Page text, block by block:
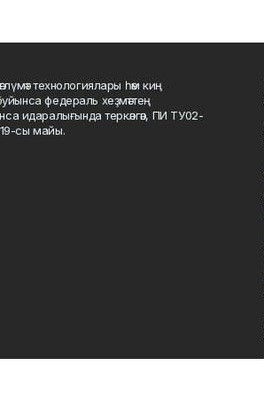
технологиялары һәм киң
федераль хеҙмәттең
идаралығында теркәлгән, ПИ ТУ02-
19-сы майы.